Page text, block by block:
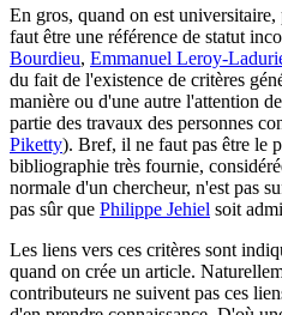
En gros, quand on est
faut être une référence de statut
Bourdieu, Emmanuel Leroy-
du fait de l'existence de critères
manière ou d'une autre l'attention
partie des travaux des personnes
Piketty). Bref, il ne faut pas être le
bibliographie très fournie,
normale d'un chercheur, n'est pas
pas sûr que Philippe Jehiel soit
Les liens vers ces critères sont
quand on crée un article.
contributeurs ne suivent pas ces